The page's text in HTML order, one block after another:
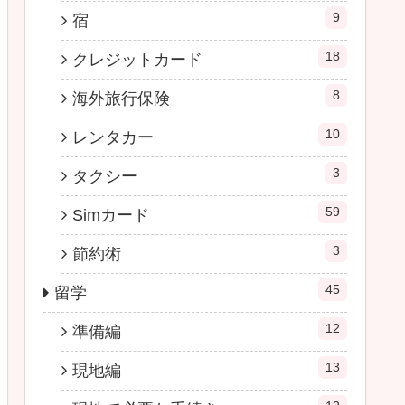
宿 9
クレジットカード 18
海外旅行保険 8
レンタカー 10
タクシー 3
Simカード 59
節約術 3
留学 45
準備編 12
現地編 13